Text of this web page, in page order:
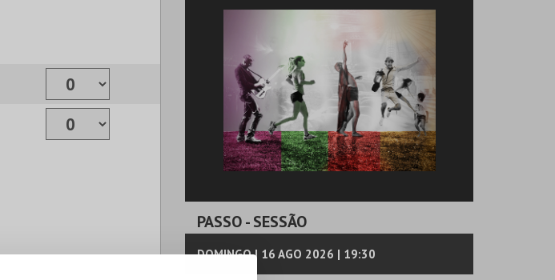
PASSO- SESSÃO
DOMINGO | 16 AGO 2026 | 19:30